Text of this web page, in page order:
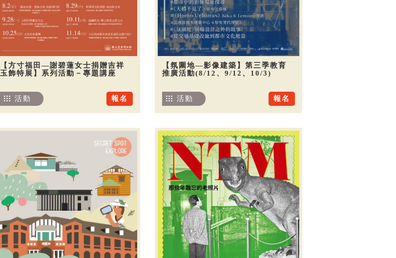
【方寸福田—謝碧蓮女士捐贈吉祥
玉飾特展】系列活動－專題講座
報名
活動
【氛圍地—影像建築】第三季教育
推廣活動(8/12、9/12、10/3)
報名
活動